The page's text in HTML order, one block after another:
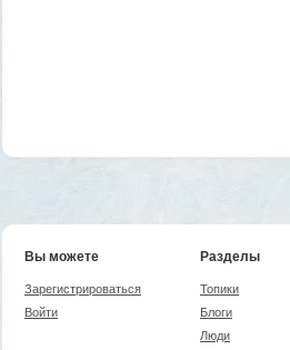
Вы можете
Зарегистрироваться
Войти
Разделы
Топики
Блоги
Люди